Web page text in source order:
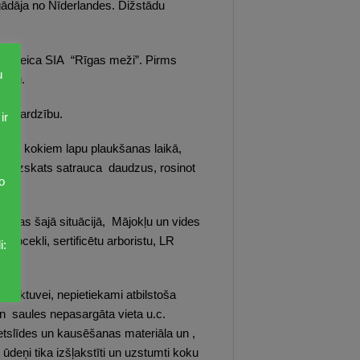
no Nīderlandes. Dižstādu
veica SIA “Rīgas meži”. Pirms
kokiem lapu plaukšanas laikā,
izskats satrauca daudzus, rosinot
šajā situācijā, Mājokļu un vides
locekli, sertificētu arboristu, LR
nepietiekami atbilstoša
saules nepasargāta vieta u.c.
un kausēšanas materiāla un ,
tika izšļakstīti un uzstumti koku